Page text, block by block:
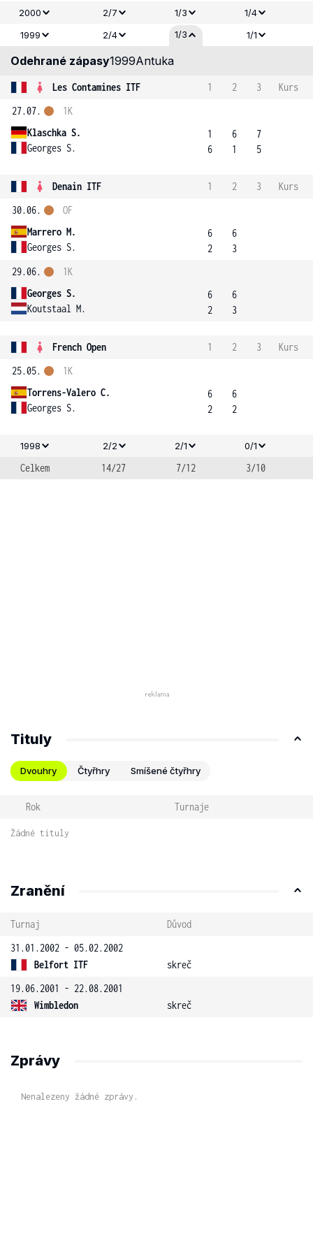
2000
2/7 1/3
1/4
1999
2/4 1/3 1/1
Odehrané zápasy1999Antuka
Les Contamines ITF 1 2 3
Kurs
27.07.
Klaschka S.
Georges S.
1K
1
6
6
1
7
5
Denain ITF 1 2 3
Kurs
30.06.
Marrero M.
Georges S.
OF
6
2
6
3
29.06.
Georges S.
Koutstaal M.
1K
6
2
6
3
French Open 1 2 3
Kurs
25.05.
Torrens-Valero C.
Georges S.
1K
6
2
6
2
1998 2/2 2/1 0/1
Celkem 14/27 7/12 3/10
Tituly
Dvouhry Čtyřhry Smíšené čtyřhry
Rok Turnaje
Žádné tituly
Zranění
Turnaj
Důvod
31.01.2002 - 05.02.2002
Belfort ITF
skreč
19.06.2001 - 22.08.2001
Wimbledon
skreč
Zprávy
Nenalezeny žádné zprávy.